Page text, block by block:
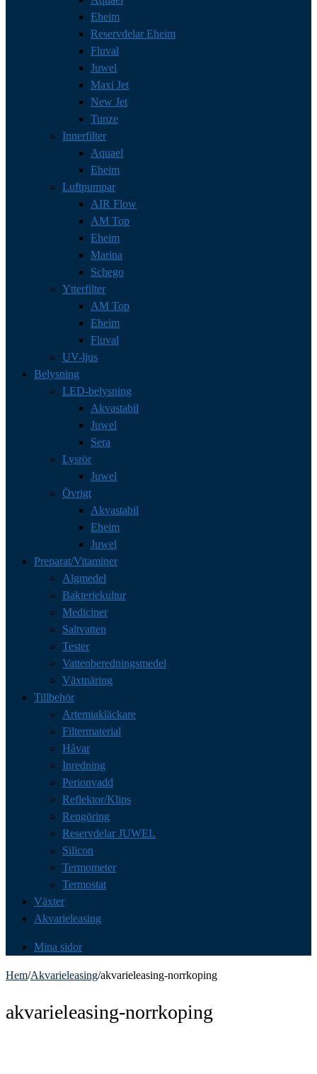
Eheim
Reservdelar Eheim
Fluval
Juwel
Maxi Jet
New Jet
Tunze
Innerfilter
Aquael
Eheim
Luftpumpar
AIR Flow
AM Top
Eheim
Marina
Schego
Ytterfilter
AM Top
Eheim
Fluval
UV-ljus
Belysning
LED-belysning
Akvastabil
Juwel
Sera
Lysrör
Juwel
Övrigt
Akvastabil
Eheim
Juwel
Preparat/Vitaminer
Algmedel
Bakteriekultur
Mediciner
Saltvatten
Tester
Vattenberedningsmedel
Växtnäring
Tillbehör
Artemiakläckare
Filtermaterial
Håvar
Inredning
Perionvadd
Reflektor/Klips
Rengöring
Reservdelar JUWEL
Silicon
Termometer
Termostat
Växter
Akvarieleasing
Mina sidor
Hem/Akvarieleasing/akvarieleasing-norrkoping
akvarieleasing-norrkoping